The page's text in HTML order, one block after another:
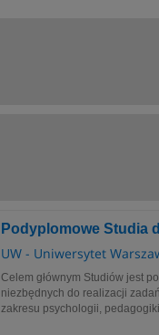
Podyplomowe Studia
UW - Uniwersytet
Celem głównym Studiów jest
niezbędnych do realizacji
zakresu psychologii,